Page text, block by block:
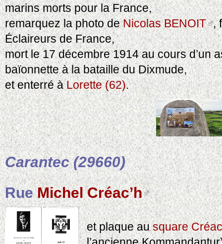
marins morts pour la France,
remarquez la photo deNicolas BENOIT ,
Éclaireurs de France,
mort le 17 décembre 1914 au cours d’un
baïonnette à la bataille du Dixmude,
et enterré àLorette (62).
Carantec (29660)
RueMichel Créac’h
et plaque ausquare